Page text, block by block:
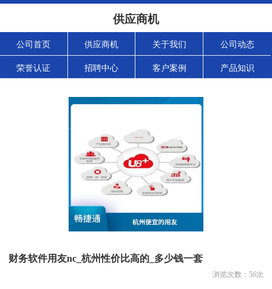
供应商机
公司首页 供应商机 关于我们 公司动态
荣誉认证 招聘中心 客户案例 产品知识
财务软件用友nc_杭州性价比高的_多少钱一套
浏览次数： 56次